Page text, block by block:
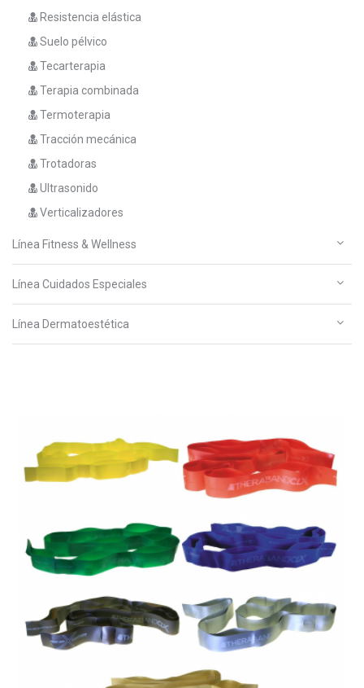
Resistencia elástica
Suelo pélvico
Tecarterapia
Terapia combinada
Termoterapia
Tracción mecánica
Trotadoras
Ultrasonido
Verticalizadores
Línea Fitness & Wellness
Línea Cuidados Especiales
Línea Dermatoestética